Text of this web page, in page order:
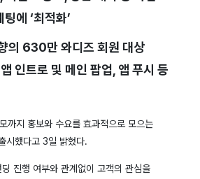
에 ‘최적화’
의 630만 와디즈 회원 대상
인트로 및 메인 팝업, 앱 푸시 등
까지 홍보와 수요를 효과적으로 모으는
시했다고 3일 밝혔다.
진행 여부와 관계없이 고객의 관심을